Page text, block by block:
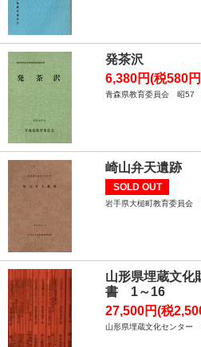
発茶沢
6,380円(税580
青森県教育委員会 昭57
崎山弁天遺跡
SOLD OUT
岩手県大槌町教育委員
山形県埋蔵文化
書 1～16
27,500円(税
山形県埋蔵文化センタ